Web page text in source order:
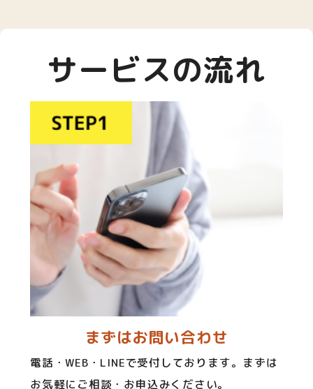
サービスの流れ
まずはお問い合わせ
電話・WEB・LINEで受付しております。まずは
お気軽にご相談・お申込みください。